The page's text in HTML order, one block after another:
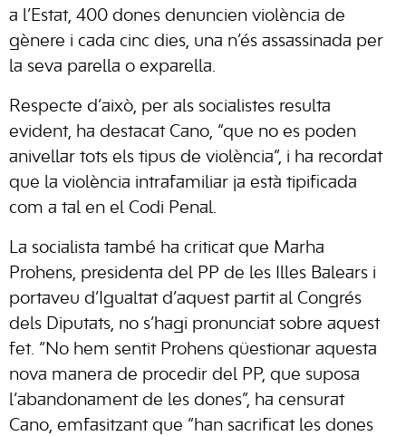
a l’Estat, 400 dones denuncien violència de
gènere i cada cinc dies, una n’és assassinada per
la seva parella o exparella.
Respecte d’això, per als socialistes resulta
evident, ha destacat Cano, “que no es poden
anivellar tots els tipus de violència”, i ha recordat
que la violència intrafamiliar ja està tipificada
com a tal en el Codi Penal.
La socialista també ha criticat que Marha
Prohens, presidenta del PP de les Illes Balears i
portaveu d’Igualtat d’aquest partit al Congrés
dels Diputats, no s’hagi pronunciat sobre aquest
fet. “No hem sentit Prohens qüestionar aquesta
nova manera de procedir del PP, que suposa
l’abandonament de les dones”, ha censurat
Cano, emfasitzant que “han sacrificat les dones